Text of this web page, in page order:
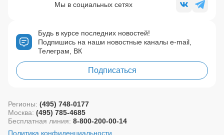
Будь в курсе последних новостей!
Подпишись на наши новостные каналы e-mail,
Телеграм, ВК
Подписаться
Мы в социальных сетях
Регионы: (495) 748-0177
Москва: (495) 785-4685
Бесплатная линия: 8-800-200-00-14
Политика конфиденциальности